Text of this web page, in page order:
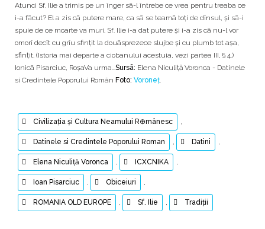
Atunci Sf. Ilie a trimis pe un înger sã-l întrebe ce vrea pentru treaba ce
i-a fãcut? El a zis cã putere mare, ca sã se teamã toți de dînsul, și sã-i
spuie de ce moarte va muri. Sf. Ilie i-a dat putere și i-a zis cã nu-l vor
omorî decît cu grîu sfințit la douãsprezece slujbe și cu plumb tot așa,
sfințit. (Istoria mai departe a ciobanului acestuia, vezi partea III, § 4.)
Ionicã Pisarciuc, RoșaVa urma... Sursã: Elena Niculiţă Voronca - Datinele
si Credintele Poporului Român Foto: Voroneț
Civilizația și Cultura Neamului R⊕mânesc
Datinele si Credintele Poporului Roman Datini
Elena Niculiţă Voronca ICXCNIKA
Ioan Pisarciuc Obiceiuri
ROMANIA OLD EUROPE Sf. Ilie Tradiții